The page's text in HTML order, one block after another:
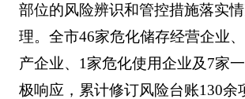
部位的风险辨识和管控措施落实
理。全市46家危化储存经营企业
产企业、1家危化使用企业及7家
极响应，累计修订风险台账130余